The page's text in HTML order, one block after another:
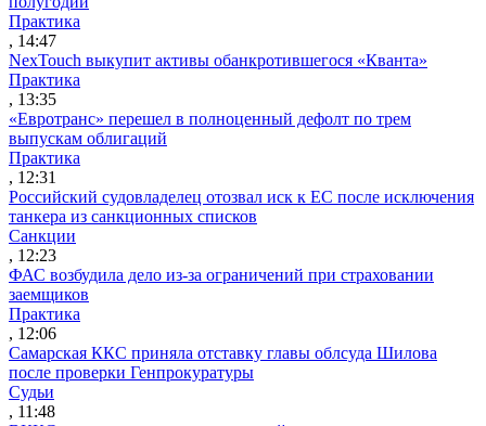
Практика
, 14:47
NexTouch выкупит активы обанкротившегося «Кванта»
Практика
, 13:35
«Евротранс» перешел в полноценный дефолт по трем
выпускам облигаций
Практика
, 12:31
Российский судовладелец отозвал иск к ЕС после исключения
танкера из санкционных списков
Санкции
, 12:23
ФАС возбудила дело из-за ограничений при страховании
заемщиков
Практика
, 12:06
Самарская ККС приняла отставку главы облсуда Шилова
после проверки Генпрокуратуры
Судьи
, 11:48